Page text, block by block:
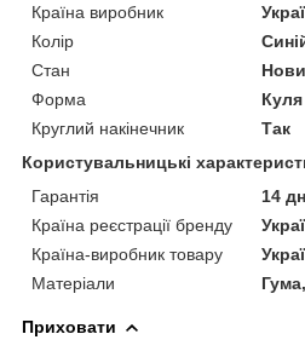
Країна виробник
Колір
Стан
Форма
Куля
Круглий накінечник
Так
Користувальницькі
Гарантія
14
Країна реєстрації бренду
Країна-виробник товару
Матеріали
Приховати